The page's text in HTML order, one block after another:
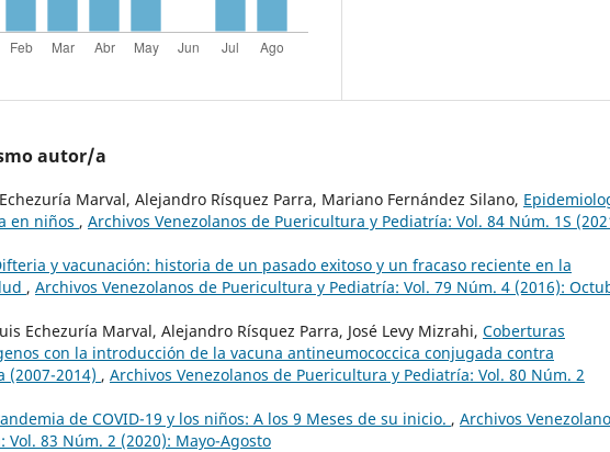
autor/a
Marval, Alejandro Rísquez Parra, Mariano Fernández Silano,
en niños , Archivos Venezolanos de Puericultura y Pediatría: Vol. 84 Núm. 1S
y vacunación: historia de un pasado exitoso y un fracaso reciente en la
, Archivos Venezolanos de Puericultura y Pediatría: Vol. 79 Núm. 4 (2016):
Echezuría Marval, Alejandro Rísquez Parra, José Levy Mizrahi, Coberturas
con la introducción de la vacuna antineumococcica conjugada contra
(2007-2014) , Archivos Venezolanos de Puericultura y Pediatría: Vol. 80 Núm. 2
de COVID-19 y los niños: A los 9 Meses de su inicio. , Archivos
83 Núm. 2 (2020): Mayo-Agosto